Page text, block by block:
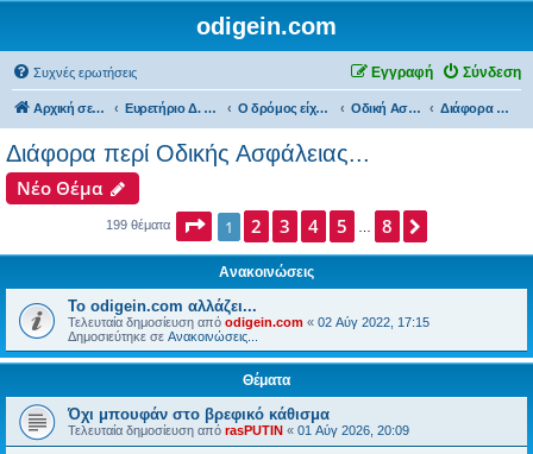
odigein.com
Συχνές ερωτήσεις Σύνδεση
Εγγραφή
Αρχική σελίδα Ευρετήριο Δ. Συζήτησης Ο δρόμος είχε την δική του Ιστορία... Οδική Ασφάλεια... Διάφορα περί Οδικής Ασφάλειας...
Διάφορα περί Οδικής Ασφάλειας...
Νέο Θέμα
199 θέματα Σελίδα 1από
1 2 3 4 5 8
Ανακοινώσεις
Το odigein.com αλλάζει...
Τελευταία δημοσίευση από odigein.com « 02 Αύγ 2022, 17:15
Δημοσιεύτηκε σε Ανακοινώσεις...
Θέματα
Όχι μπουφάν στο βρεφικό κάθισμα
Τελευταία δημοσίευση από rasPUTIN « 01 Αύγ 2026, 20:09